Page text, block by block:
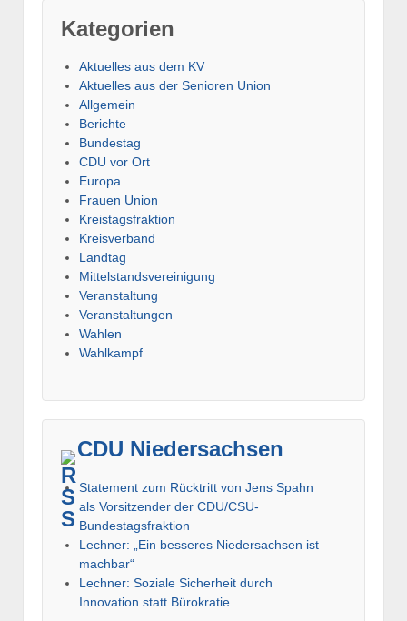
Kategorien
Aktuelles aus dem KV
Aktuelles aus der Senioren Union
Allgemein
Berichte
Bundestag
CDU vor Ort
Europa
Frauen Union
Kreistagsfraktion
Kreisverband
Landtag
Mittelstandsvereinigung
Veranstaltung
Veranstaltungen
Wahlen
Wahlkampf
CDU Niedersachsen
Statement zum Rücktritt von Jens Spahn
als Vorsitzender der CDU/CSU-
Bundestagsfraktion
Lechner: „Ein besseres Niedersachsen ist
machbar“
Lechner: Soziale Sicherheit durch
Innovation statt Bürokratie